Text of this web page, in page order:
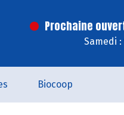
Prochaine
Samedi :
Biocoop